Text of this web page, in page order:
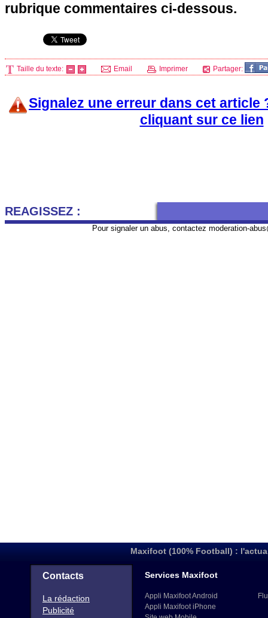
rubrique commentaires ci-dessous.
Taille du texte: Email Imprimer Partager:
Signalez une erreur dans cet article
cliquant sur ce lien
REAGISSEZ :
Pour signaler un abus, contactez moderation-
Maxifoot (100% Football) :
Contacts
La rédaction
Publicité
Services Maxifoot
Appli Maxifoot Android
Appli Maxifoot iPhone